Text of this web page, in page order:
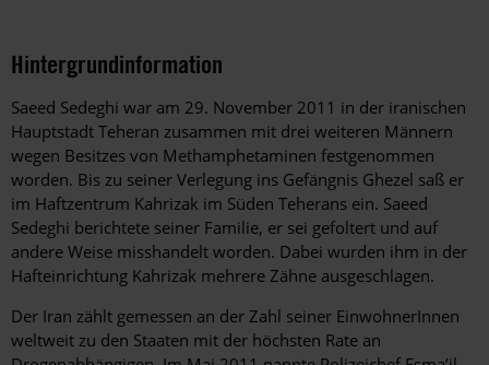
Hintergrundinformation
Hintergrund
Saeed Sedeghi war am 29. November 2011 in der iranischen
Hauptstadt Teheran zusammen mit drei weiteren Männern
wegen Besitzes von Methamphetaminen festgenommen
worden. Bis zu seiner Verlegung ins Gefängnis Ghezel saß er
im Haftzentrum Kahrizak im Süden Teherans ein. Saeed
Sedeghi berichtete seiner Familie, er sei gefoltert und auf
andere Weise misshandelt worden. Dabei wurden ihm in der
Hafteinrichtung Kahrizak mehrere Zähne ausgeschlagen.
Der Iran zählt gemessen an der Zahl seiner EinwohnerInnen
weltweit zu den Staaten mit der höchsten Rate an